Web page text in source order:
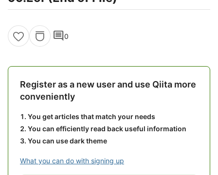
comment0
Register as a new user and use Qiita more
conveniently
You get articles that match your needs
You can efficiently read back useful information
You can use dark theme
What you can do with signing up